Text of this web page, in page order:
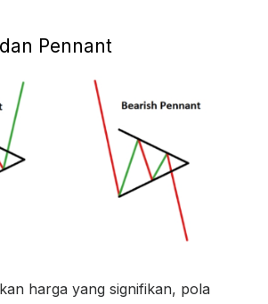
Pennant
harga yang signifikan, pola